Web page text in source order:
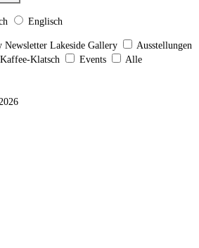
Englisch
Newsletter Lakeside Gallery
Ausstellungen
Klatsch Events
Alle